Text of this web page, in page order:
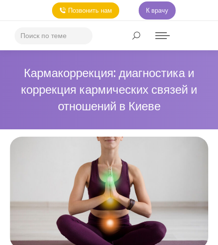
Позвонить нам К врачу
Кармакоррекция: диагностика и
коррекция кармических связей и
отношений в Киеве